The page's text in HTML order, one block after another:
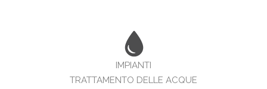
IMPIANTI
TRATTAMENTO DELLE ACQUE